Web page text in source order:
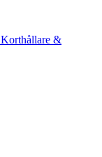
Korthållare &